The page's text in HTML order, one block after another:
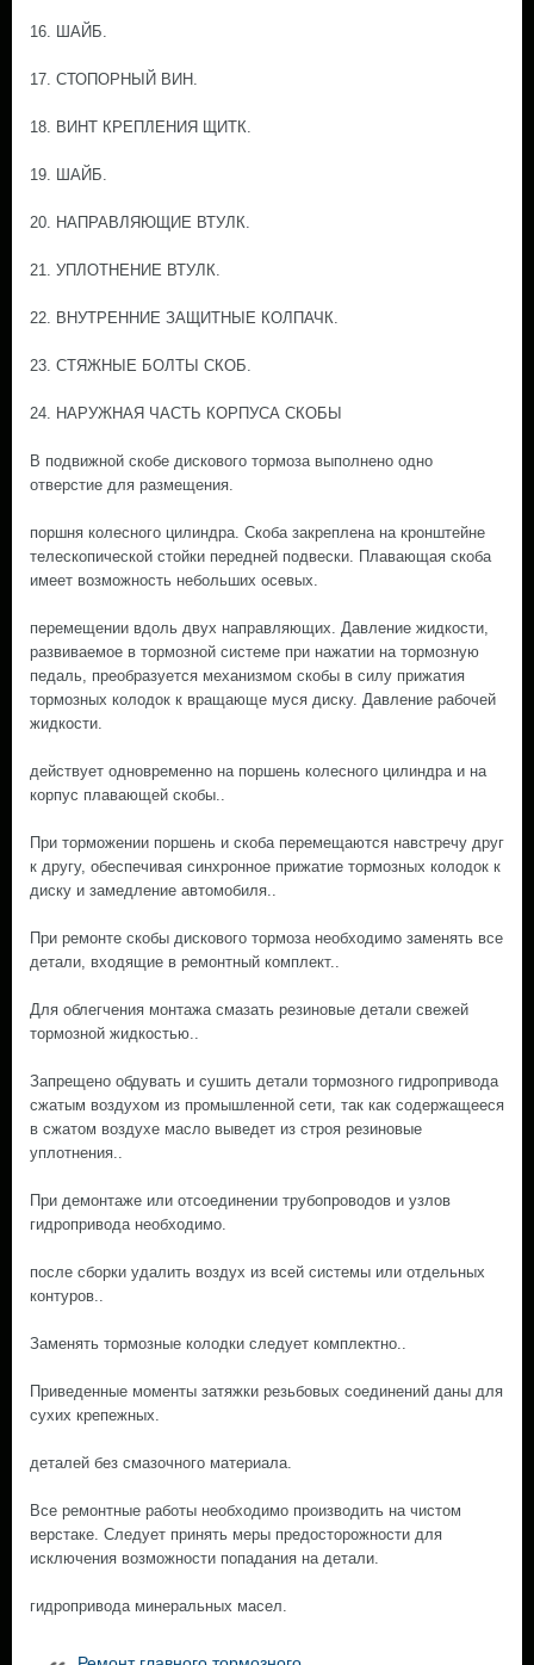
16. ШАЙБ.
17. СТОПОРНЫЙ ВИН.
18. ВИНТ КРЕПЛЕНИЯ ЩИТК.
19. ШАЙБ.
20. НАПРАВЛЯЮЩИЕ ВТУЛК.
21. УПЛОТНЕНИЕ ВТУЛК.
22. ВНУТРЕННИЕ ЗАЩИТНЫЕ КОЛПАЧК.
23. СТЯЖНЫЕ БОЛТЫ СКОБ.
24. НАРУЖНАЯ ЧАСТЬ КОРПУСА СКОБЫ
В подвижной скобе дискового тормоза выполнено одно
отверстие для размещения.
поршня колесного цилиндра. Скоба закреплена на кронштейне
телескопической стойки передней подвески. Плавающая скоба
имеет возможность небольших осевых.
перемещении вдоль двух направляющих. Давление жидкости,
развиваемое в тормозной системе при нажатии на тормозную
педаль, преобразуется механизмом скобы в силу прижатия
тормозных колодок к вращающе муся диску. Давление рабочей
жидкости.
действует одновременно на поршень колесного цилиндра и на
корпус плавающей скобы..
При торможении поршень и скоба перемещаются навстречу друг
к другу, обеспечивая синхронное прижатие тормозных колодок к
диску и замедление автомобиля..
При ремонте скобы дискового тормоза необходимо заменять все
детали, входящие в ремонтный комплект..
Для облегчения монтажа смазать резиновые детали свежей
тормозной жидкостью..
Запрещено обдувать и сушить детали тормозного гидропривода
сжатым воздухом из промышленной сети, так как содержащееся
в сжатом воздухе масло выведет из строя резиновые
уплотнения..
При демонтаже или отсоединении трубопроводов и узлов
гидропривода необходимо.
после сборки удалить воздух из всей системы или отдельных
контуров..
Заменять тормозные колодки следует комплектно..
Приведенные моменты затяжки резьбовых соединений даны для
сухих крепежных.
деталей без смазочного материала.
Все ремонтные работы необходимо производить на чистом
верстаке. Следует принять меры предосторожности для
исключения возможности попадания на детали.
гидропривода минеральных масел.